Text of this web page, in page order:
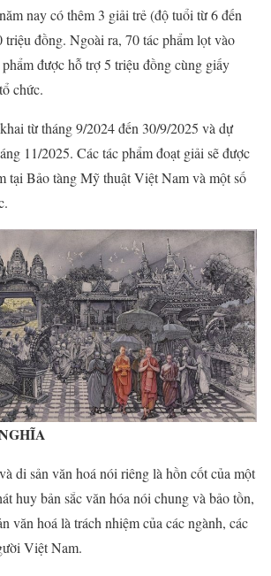
nay có thêm 3 giải trẻ (độ tuổi từ 6 đến
đồng. Ngoài ra, 70 tác phẩm lọt vào
được hỗ trợ 5 triệu đồng cùng giấy
chức.
từ tháng 9/2024 đến 30/9/2025 và dự
11/2025. Các tác phẩm đoạt giải sẽ được
tại Bảo tàng Mỹ thuật Việt Nam và một số
di sản văn hoá nói riêng là hồn cốt của một
huy bản sắc văn hóa nói chung và bảo tồn,
văn hoá là trách nhiệm của các ngành, các
Việt Nam.